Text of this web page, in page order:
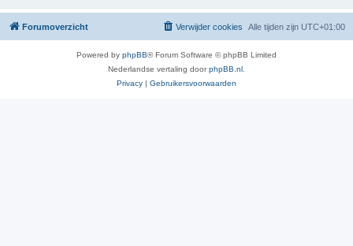
Forumoverzicht Alle tijden zijn UTC+01:00
Verwijder cookies
Powered by phpBB® Forum Software © phpBB Limited
Nederlandse vertaling doorphpBB.nl
Privacy | Gebruikersvoorwaarden